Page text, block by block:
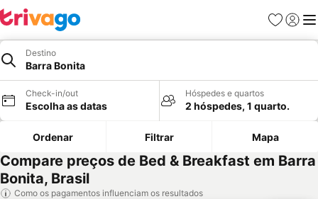
Favoritos
Iniciar
Destino
Barra Bonita
Check-in/out
Escolha as datas
Hóspedes e quartos
2 hóspedes, 1 quarto.
Ordenar Filtrar Mapa
Compare preços de Bed & Breakfast em Barra
Bonita, Brasil
Como os pagamentos influenciam os resultados